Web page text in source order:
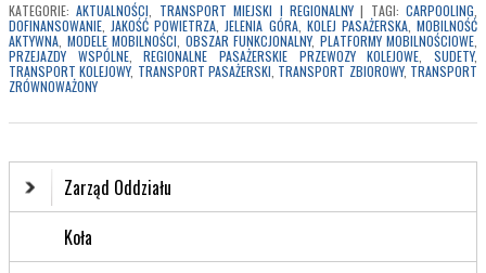
KATEGORIE: AKTUALNOŚCI TRANSPORT MIEJSKI I REGIONALNY | TAGI: CARPOOLING
DOFINANSOWANIE JAKOŚĆ POWIETRZA JELENIA GÓRA, KOLEJ PASAŻERSKA,MOBILNOŚĆ
AKTYWNA MODELE MOBILNOŚCI OBSZAR FUNKCJONALNY, PLATFORMY MOBILNOŚCIOWE
PRZEJAZDY WSPÓLNE,REGIONALNE PASAŻERSKIE PRZEWOZY KOLEJOWE ,SUDETY,
TRANSPORT KOLEJOWY, TRANSPORT PASAŻERSKI TRANSPORT ZBIOROWY, TRANSPORT
ZRÓWNOWAŻONY
Zarząd Oddziału
Koła